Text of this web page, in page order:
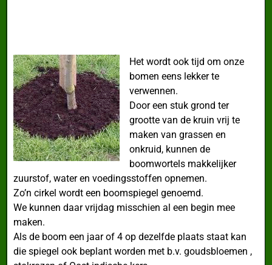
Het wordt ook tijd om onze
bomen eens lekker te
verwennen.
Door een stuk grond ter
grootte van de kruin vrij te
maken van grassen en
onkruid, kunnen de
boomwortels makkelijker
zuurstof, water en voedingsstoffen opnemen.
Zo’n cirkel wordt een boomspiegel genoemd.
We kunnen daar vrijdag misschien al een begin mee
maken.
Als de boom een jaar of 4 op dezelfde plaats staat kan
die spiegel ook beplant worden met b.v. goudsbloemen ,